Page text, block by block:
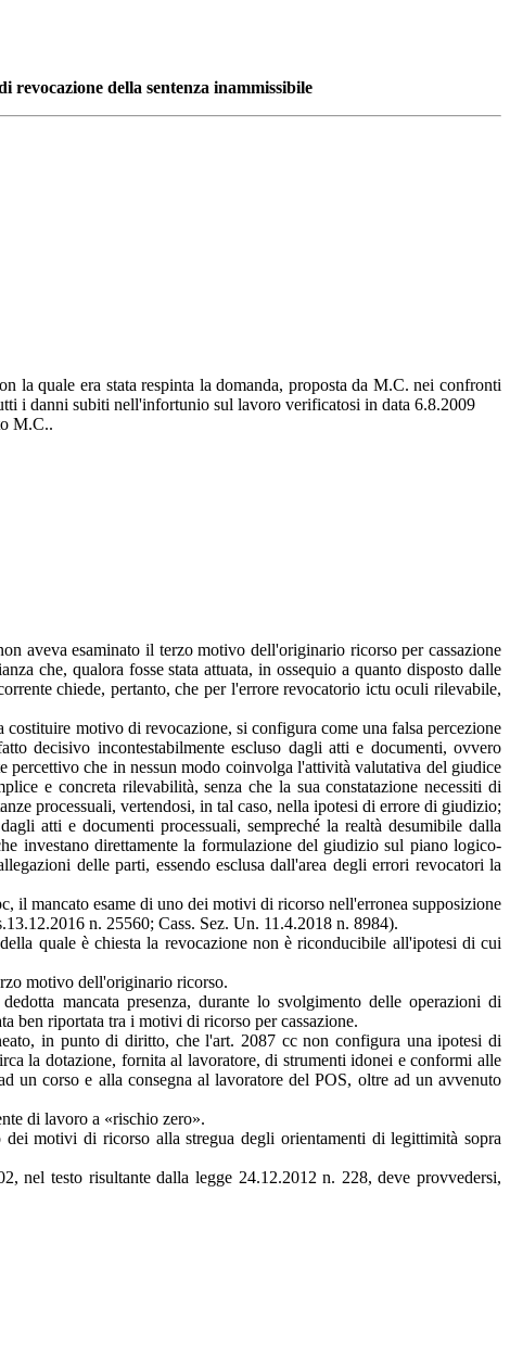
revocazione della sentenza inammissibile
la quale era stata respinta la domanda, proposta da M.C. nei confronti
i danni subiti nell'infortunio sul lavoro verificatosi in data 6.8.2009
M.C..
aveva esaminato il terzo motivo dell'originario ricorso per cassazione
che, qualora fosse stata attuata, in ossequio a quanto disposto dalle
chiede, pertanto, che per l'errore revocatorio ictu oculi rilevabile,
motivo di revocazione, si configura come una falsa percezione
decisivo incontestabilmente escluso dagli atti e documenti, ovvero
percettivo che in nessun modo coinvolga l'attività valutativa del giudice
e concreta rilevabilità, senza che la sua constatazione necessiti di
processuali, vertendosi, in tal caso, nella ipotesi di errore di giudizio;
atti e documenti processuali, sempreché la realtà desumibile dalla
investano direttamente la formulazione del giudizio sul piano logico-
delle parti, essendo esclusa dall'area degli errori revocatori la
il mancato esame di uno dei motivi di ricorso nell'erronea supposizione
n. 25560; Cass. Sez. Un. 11.4.2018 n. 8984).
quale è chiesta la revocazione non è riconducibile all'ipotesi di cui
motivo dell'originario ricorso.
mancata presenza, durante lo svolgimento delle operazioni di
ben riportata tra i motivi di ricorso per cassazione.
in punto di diritto, che l'art. 2087 cc non configura una ipotesi di
la dotazione, fornita al lavoratore, di strumenti idonei e conformi alle
un corso e alla consegna al lavoratore del POS, oltre ad un avvenuto
di lavoro a «rischio zero».
motivi di ricorso alla stregua degli orientamenti di legittimità sopra
nel testo risultante dalla legge 24.12.2012 n. 228, deve provvedersi,